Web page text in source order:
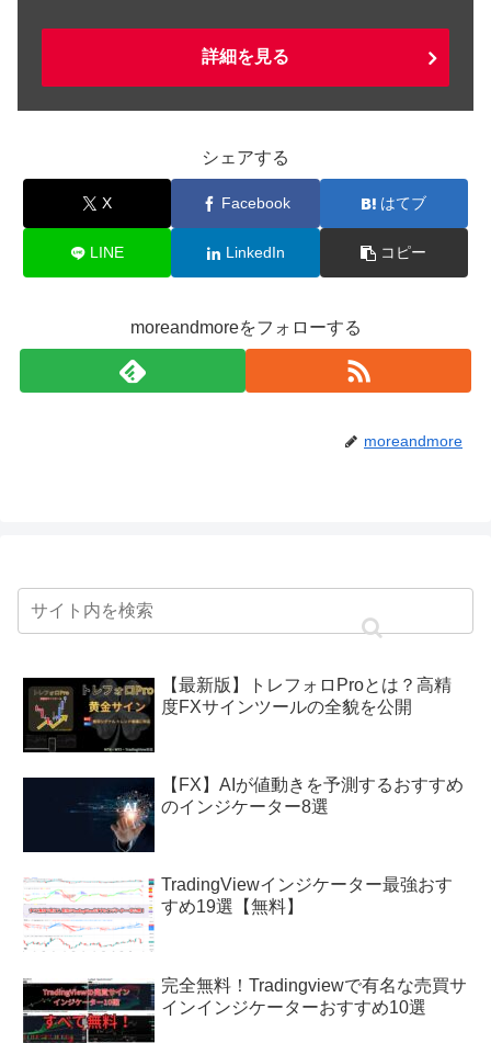
詳細を見る
シェアする
X Facebook はてブ
LINE LinkedIn コピー
moreandmoreをフォローする
moreandmore
【最新版】トレフォロProとは？高精
度FXサインツールの全貌を公開
【FX】AIが値動きを予測するおすすめ
のインジケーター8選
TradingViewインジケーター最強おす
すめ19選【無料】
完全無料！Tradingviewで有名な売買サ
インインジケーターおすすめ10選